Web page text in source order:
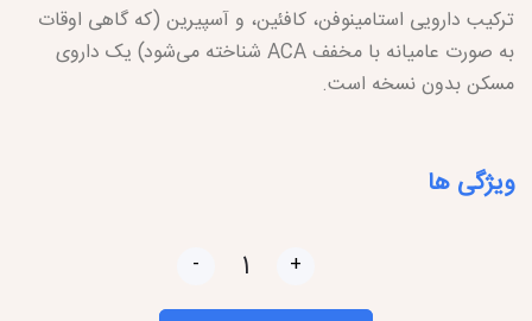
ترکیب دارویی استامینوفن، کافئین، و آسپیرین (که گاهی اوقات
به صورت عامیانه با مخفف ACA شناخته می‌شود) یک داروی
مسکن بدون نسخه است.
ویژگی ها
- +